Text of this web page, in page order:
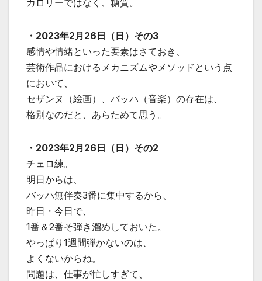
カロリーではなく、糖質。
・2023年2月26日（日）その3
感情や情緒といった要素はさておき、
芸術作品におけるメカニズムやメソッドという点
において、
セザンヌ（絵画）、バッハ（音楽）の存在は、
格別なのだと、あらためて思う。
・2023年2月26日（日）その2
チェロ練。
明日からは、
バッハ無伴奏3番に集中するから、
昨日・今日で、
1番＆2番そ弾き溜めしておいた。
やっぱり1週間弾かないのは、
よくないからね。
問題は、仕事が忙しすぎて、